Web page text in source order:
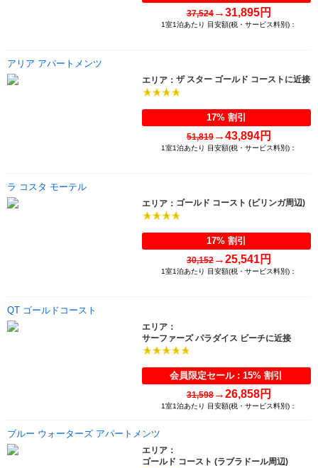
37,524→31,895円
1室1泊あたり 目安額(税・サービス料別)：
アリア アパートメンツ
エリア： ザ スター ゴールド コーストに近接
17% 割引
51,819→43,894円
1室1泊あたり 目安額(税・サービス料別)：
ラ コスタ モーテル
エリア： ゴールド コースト (ビリンガ周辺)
17% 割引
30,152→25,541円
1室1泊あたり 目安額(税・サービス料別)：
QT ゴールドコースト
エリア：
サーファーズ パラダイス ビーチに近接
会員限定セール : 15% 割引
31,598→26,858円
1室1泊あたり 目安額(税・サービス料別)：
ブルー ウォーターズ アパートメンツ
エリア：
ゴールド コースト (ラブラドール周辺)